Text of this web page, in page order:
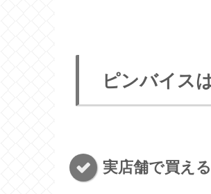
ピンバイス
実店舗で買え